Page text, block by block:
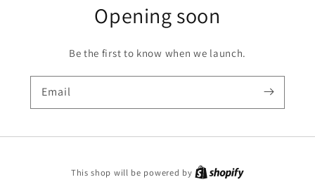
Opening soon
Be the first to know when we launch.
Email
This shop will be powered by